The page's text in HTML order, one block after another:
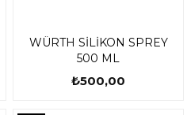
WÜRTH SİLİKON SPREY
500 ML
₺500,00